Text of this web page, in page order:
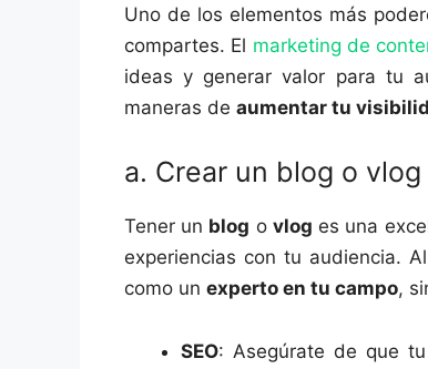
Uno de los elementos más
compartes. El marketing de
ideas y generar valor para tu
maneras de aumentar tu
a. Crear un blog o vlog
Tener un blog o vlog es una
experiencias con tu audiencia.
como un experto en tu campo,
SEO: Asegúrate de que